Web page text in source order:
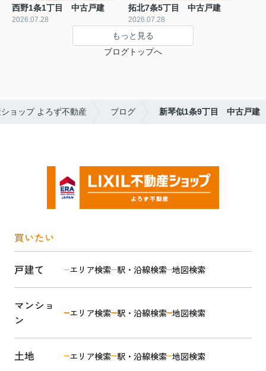
西野1条1丁目 中古戸建
2026.07.28
拓北7条5丁目 中古戸建
2026.07.28
もっと見る
ブログトップへ
ョップ よろず不動産 ブログ 新琴似1条9丁目 中古戸建
買いたい
戸建て エリア検索 駅・沿線検索 地図検索
マンショ
ン
エリア検索 駅・沿線検索 地図検索
土地 エリア検索 駅・沿線検索 地図検索